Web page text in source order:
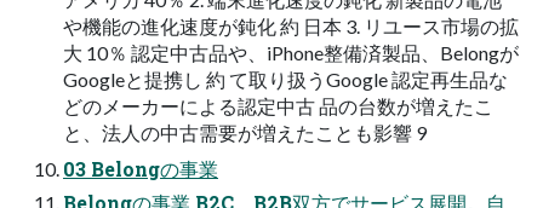
や機能の進化速度が鈍化 約 日本 3. リユース市場の拡
大 10％ 認定中古品や、iPhone整備済製品、Belongが
Googleと提携し 約 て取り扱うGoogle 認定再生品な
どのメーカーによる認定中古 品の台数が増えたこ
と、法人の中古需要が増えたことも影響 9
03 Belongの事業
Belongの事業 B2C、B2B双方でサービス展開。自